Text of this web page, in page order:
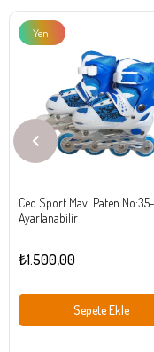
Ceo Sport Mavi Paten
Ayarlanabilir
₺1.500,00
Sepete Ekle
Yeni